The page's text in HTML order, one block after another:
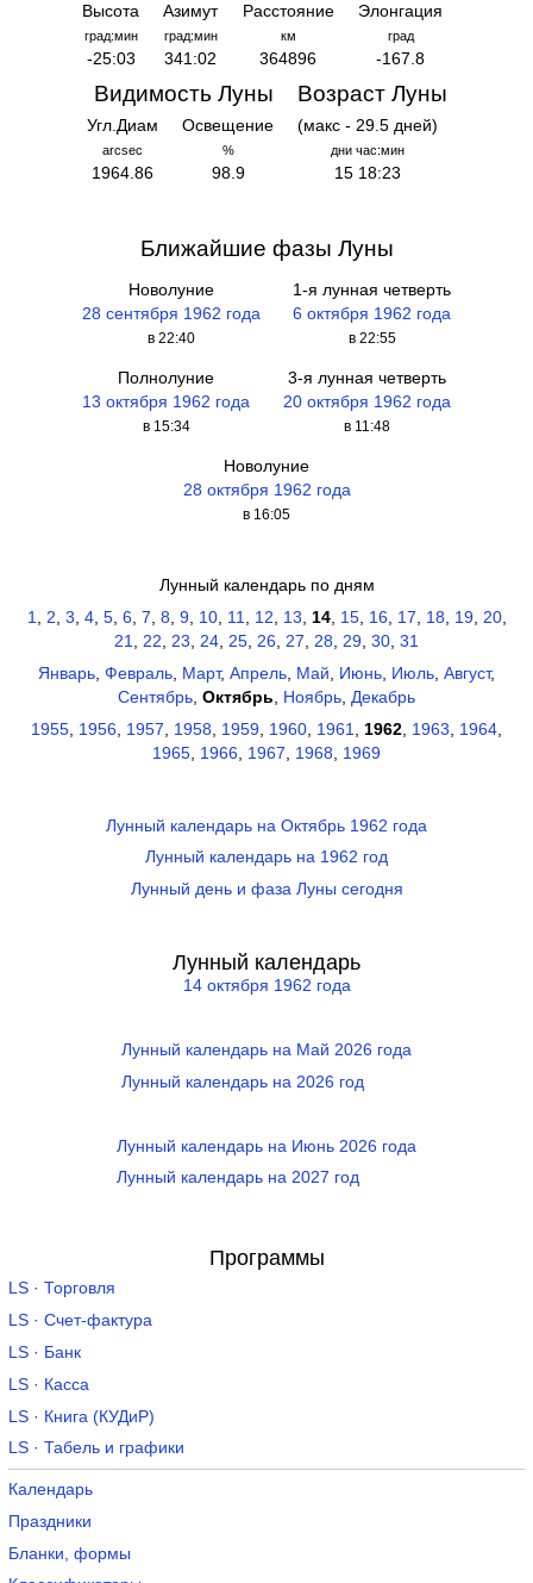
Высота
град:мин
-25:03
Азимут
град:мин
341:02
Расстояние
км
364896
Элонгация
град
-167.8
Видимость Луны
Угл.Диам
arcsec
1964.86
Освещение
%
98.9
Возраст Луны
(макс - 29.5 дней)
дни час:мин
15 18:23
Ближайшие фазы Луны
Новолуние
28 сентября 1962 года
в 22:40
1-я лунная четверть
6 октября 1962 года
в 22:55
Полнолуние
13 октября 1962 года
в 15:34
3-я лунная четверть
20 октября 1962 года
в 11:48
Новолуние
28 октября 1962 года
в 16:05
Лунный календарь по дням
1, 2, 3, 4, 5, 6, 7, 8, 9, 10, 11, 12, 13, 14, 15, 16, 17, 18, 19, 20,
21, 22, 23, 24, 25, 26, 27, 28, 29, 30, 31
Январь Февраль Март, Апрель Май Июнь Июль Август,
Сентябрь Октябрь Ноябрь Декабрь
1955 1956 1957 1958 1959 1960 1961 1962 1963 1964
1965 1966 1967 1968 1969
Лунный календарь на Октябрь 1962 года
Лунный календарь на 1962 год
Лунный день и фаза Луны сегодня
Лунный календарь
14 октября 1962 года
Лунный календарь на Май 2026 года
Лунный календарь на 2026 год
Лунный календарь на Июнь 2026 года
Лунный календарь на 2027 год
Программы
LS · Торговля
LS · Счет-фактура
LS · Банк
LS · Касса
LS · Книга (КУДиР)
LS · Табель и графики
Календарь
Праздники
Бланки, формы